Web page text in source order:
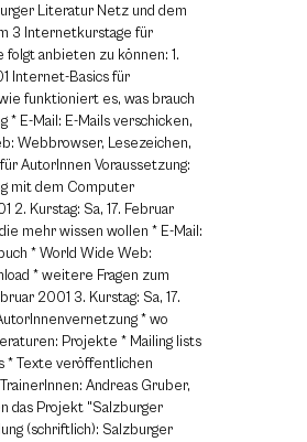
Literatur Netz und dem
3 Internetkurstage für
anbieten zu können: 1.
Internet-Basics für
funktioniert es, was brauch
* E-Mail: E-Mails verschicken,
Webbrowser, Lesezeichen,
AutorInnen Voraussetzung:
mit dem Computer
2. Kurstag: Sa, 17. Februar
mehr wissen wollen * E-Mail:
* World Wide Web:
* weitere Fragen zum
2001 3. Kurstag: Sa, 17.
* wo
Projekte * Mailing lists
* Texte veröffentlichen
Andreas Gruber,
das Projekt "Salzburger
(schriftlich): Salzburger